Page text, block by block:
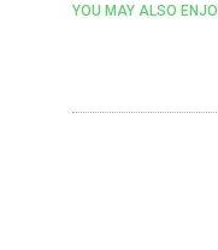
YOU MAY ALSO